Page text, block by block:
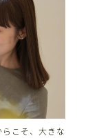
こそ、大きな